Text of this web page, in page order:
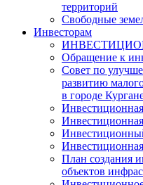
территорий
Свободные
Инвесторам
Обращение к
Совет по
развитию
в городе
План создания
объектов